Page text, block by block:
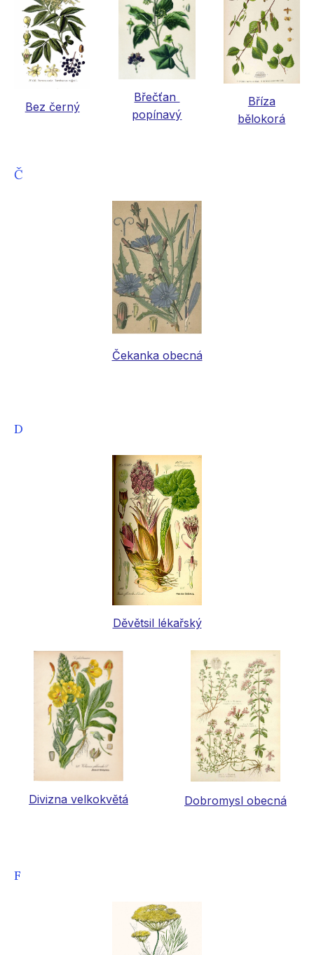
Bez černý
Břečťan
popínavý
Bříza
bělokorá
Č
Čekanka obecná
D
Děvětsil lékařský
Divizna velkokvětá Dobromysl obecná
F